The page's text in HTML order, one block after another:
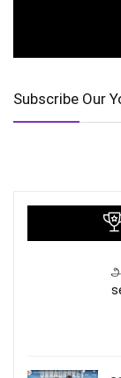
Subscribe Our